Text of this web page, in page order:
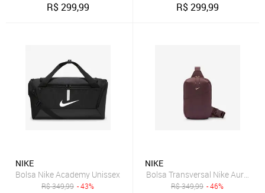
R$299,99 R$299,99
NIKE
Bolsa Nike Academy Unissex
R$349,99 - 43%
NIKE
Bolsa Transversal Nike Aura
R$349,99 - 46%